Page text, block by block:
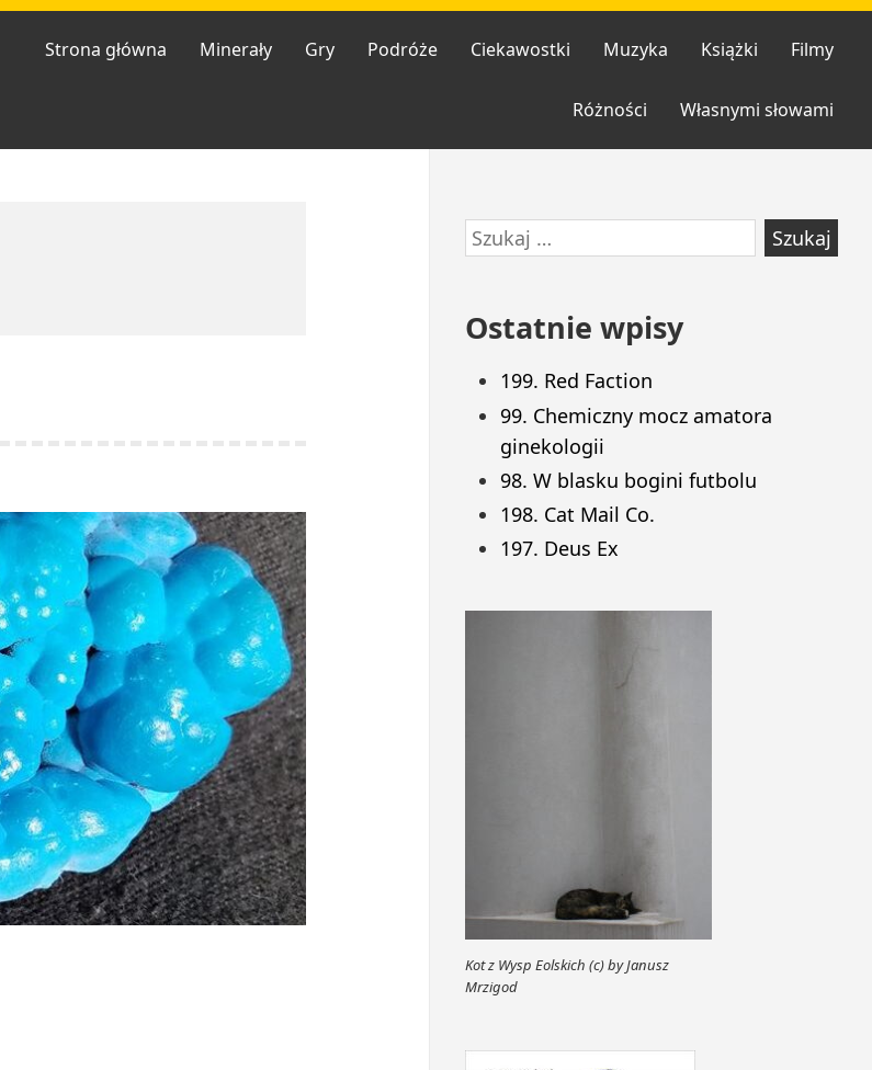
Strona główna Minerały Gry Podróże Ciekawostki Muzyka Książki Filmy
Różności Własnymi słowami
Przejdź
do
Szukaj:
Ostatnie wpisy
199. Red Faction
99. Chemiczny mocz amatora
ginekologii
98. W blasku bogini futbolu
198. Cat Mail Co.
197. Deus Ex
Kot z Wysp Eolskich (c) by Janusz
Mrzigod